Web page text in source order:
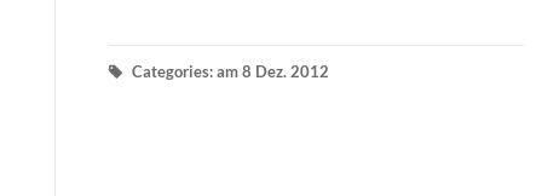
Categories: am 8 Dez. 2012